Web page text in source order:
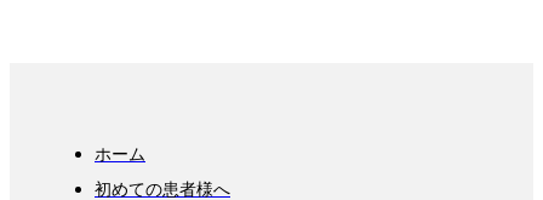
ホーム
初めての患者様へ